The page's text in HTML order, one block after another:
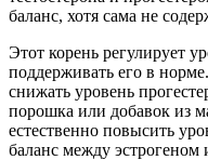
баланс, хотя сама не
Этот корень регулирует
поддерживать его в
снижать уровень
порошка или добавок из
естественно повысить
баланс между эстрогеном